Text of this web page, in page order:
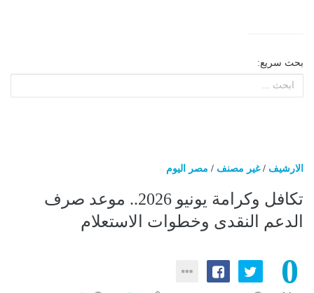
بحث سريع:
الارشيف /غير مصنف / مصر اليوم
تكافل وكرامة يونيو 2026.. موعد صرف
الدعم النقدى وخطوات الاستعلام
0